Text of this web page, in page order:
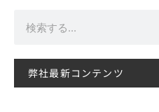
弊社最新コンテンツ